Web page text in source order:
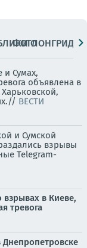
ФОТОЛОНГРИДЫ
и Сумах,
объявлена в
ВЕСТИ
и Сумской
взрывы
Telegram-
в Киеве,
тревога